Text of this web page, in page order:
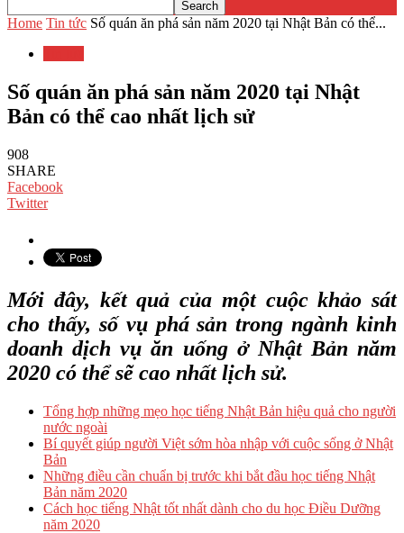
Home Tin tức Số quán ăn phá sản năm 2020 tại Nhật Bản có thể...
Số quán ăn phá sản năm 2020 tại Nhật
Bản có thể cao nhất lịch sử
908
SHARE
Facebook
Twitter
Mới đây, kết quả của một cuộc khảo sát
cho thấy, số vụ phá sản trong ngành kinh
doanh dịch vụ ăn uống ở Nhật Bản năm
2020 có thể sẽ cao nhất lịch sử.
Tổng hợp những mẹo học tiếng Nhật Bản hiệu quả cho người
nước ngoài
Bí quyết giúp người Việt sớm hòa nhập với cuộc sống ở Nhật
Bản
Những điều cần chuẩn bị trước khi bắt đầu học tiếng Nhật
Bản năm 2020
Cách học tiếng Nhật tốt nhất dành cho du học Điều Dưỡng
năm 2020